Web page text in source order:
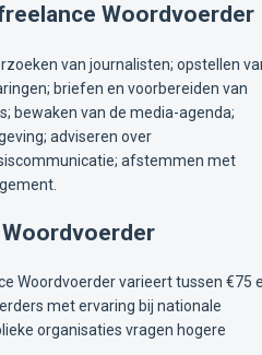
Woordvoerder
van journalisten; opstellen
briefen en voorbereiden van
bewaken van de media-agenda;
adviseren over
afstemmen met
Woordvoerder varieert tussen €75
met ervaring bij nationale
organisaties vragen hogere